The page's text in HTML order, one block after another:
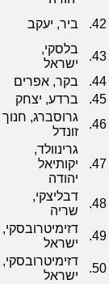
42. ביר, יעקב
43.
בלסקי,
ישראל
44.
בקר, אפרים
45.
ברדע, יצחק
46.
גרוסברג, חנוך
זונדל
47.
גרינוולד,
יקותיאל
יהודה
48.
דבליצקי,
שריה
49.
דזימיטרובסקי,
ישראל
50.
דזימיטרובסקי,
ישראל